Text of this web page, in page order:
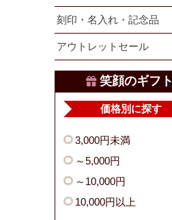
刻印・名入れ・記念品
アウトレットセール
笑顔のギフト
価格別に探す
3,000円未満
～5,000円
～10,000円
10,000円以上